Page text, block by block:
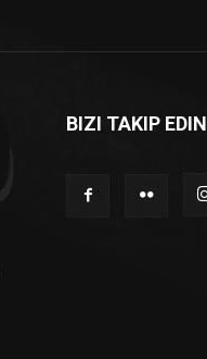
BIZI TAKIP EDIN